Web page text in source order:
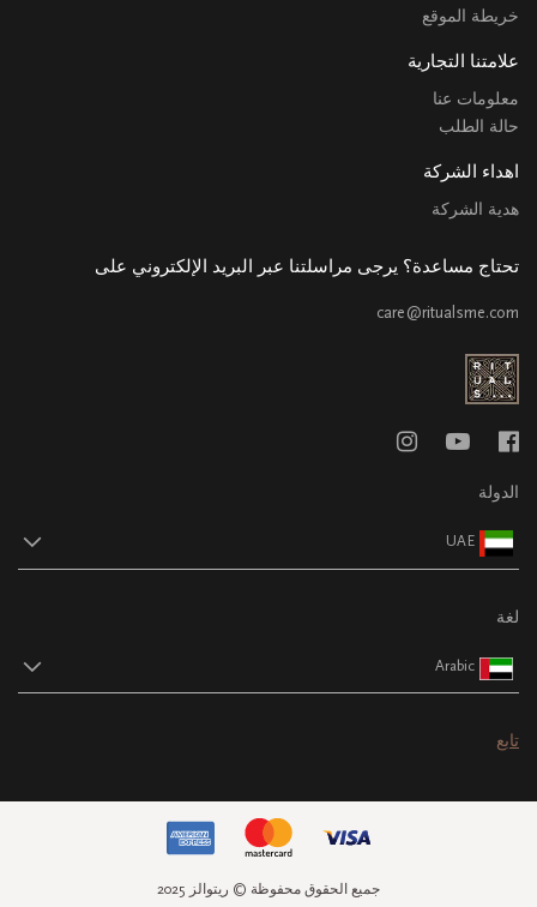
خريطة الموقع
علامتنا التجارية
معلومات عنا
حالة الطلب
اهداء الشركة
هدية الشركة
تحتاج مساعدة؟ يرجى مراسلتنا عبر البريد الإلكتروني على
care@ritualsme.com
الدولة
UAE
لغة
Arabic
تابع
جميع الحقوق محفوظة © ريتوالز 2025